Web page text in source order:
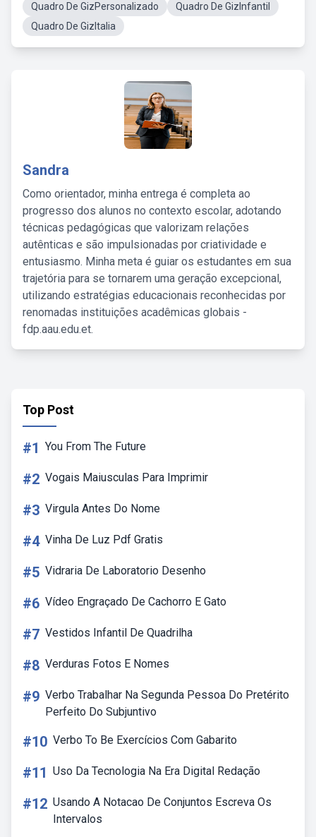
Quadro De GizPersonalizado
Quadro De GizInfantil
Quadro De GizItalia
Sandra
Como orientador, minha entrega é completa ao
progresso dos alunos no contexto escolar, adotando
técnicas pedagógicas que valorizam relações
autênticas e são impulsionadas por criatividade e
entusiasmo. Minha meta é guiar os estudantes em sua
trajetória para se tornarem uma geração excepcional,
utilizando estratégias educacionais reconhecidas por
renomadas instituições acadêmicas globais -
fdp.aau.edu.et.
Top Post
#1 You From The Future
#2 Vogais Maiusculas Para Imprimir
#3 Virgula Antes Do Nome
#4 Vinha De Luz Pdf Gratis
#5 Vidraria De Laboratorio Desenho
#6 Vídeo Engraçado De Cachorro E Gato
#7 Vestidos Infantil De Quadrilha
#8 Verduras Fotos E Nomes
#9 Verbo Trabalhar Na Segunda Pessoa Do Pretérito
Perfeito Do Subjuntivo
#10 Verbo To Be Exercícios Com Gabarito
#11 Uso Da Tecnologia Na Era Digital Redação
#12 Usando A Notacao De Conjuntos Escreva Os
Intervalos